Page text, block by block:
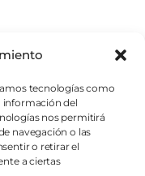
tecnologías como
información del
nos permitirá
navegación o las
o retirar el
a ciertas